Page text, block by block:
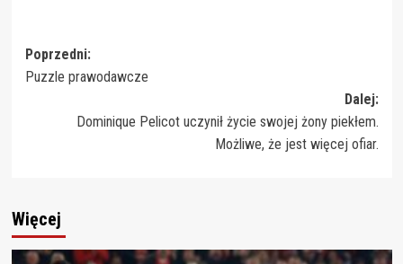
Zobacz
wpisy
Poprzedni:
Puzzle prawodawcze
Dalej:
Dominique Pelicot uczynił życie swojej żony piekłem.
Możliwe, że jest więcej ofiar.
Więcej